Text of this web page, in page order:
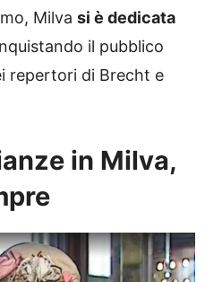
Milva si è dedicata
il pubblico
repertori di Brecht e
in Milva,